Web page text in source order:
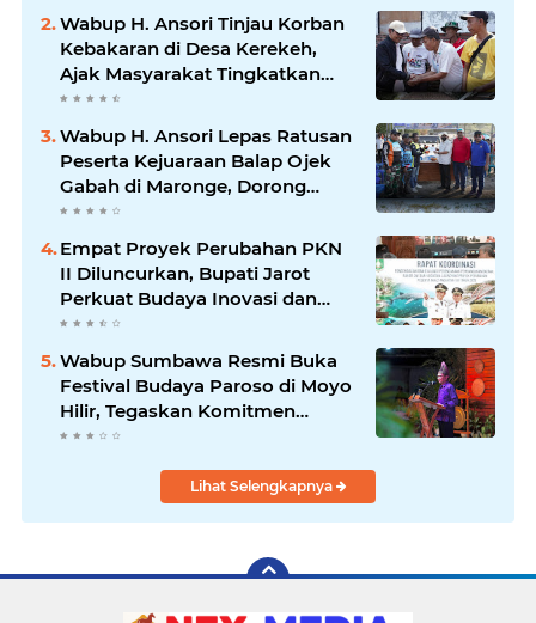
Wabup H. Ansori Tinjau Korban
Kebakaran di Desa Kerekeh,
Ajak Masyarakat Tingkatkan
Kewaspadaan terhadap Instalasi
Listrik
Wabup H. Ansori Lepas Ratusan
Peserta Kejuaraan Balap Ojek
Gabah di Maronge, Dorong
Sportivitas dan Perputaran
Ekonomi Lokal
Empat Proyek Perubahan PKN
II Diluncurkan, Bupati Jarot
Perkuat Budaya Inovasi dan
Tata Kelola Pemerintahan
Wabup Sumbawa Resmi Buka
Festival Budaya Paroso di Moyo
Hilir, Tegaskan Komitmen
Pelestarian Budaya hingga
Lihat Selengkapnya